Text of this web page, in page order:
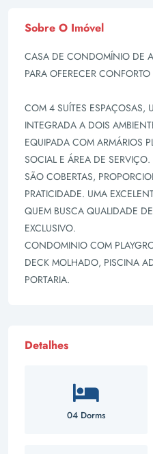
Sobre O Imóvel
CASA DE CONDOMÍNIO DE
PARA OFERECER
COM 4 SUÍTES ESPAÇOSAS,
INTEGRADA A DOIS
EQUIPADA COM ARMÁRIOS
SOCIAL E ÁREA DE
SÃO COBERTAS,
PRATICIDADE. UMA
QUEM BUSCA QUALIDADE
EXCLUSIVO.
CONDOMINIO COM
DECK MOLHADO, PISCINA
PORTARIA.
Detalhes
04 Dorms